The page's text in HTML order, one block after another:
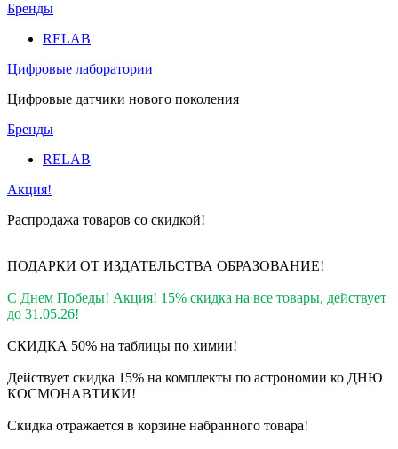
Бренды
RELAB
Цифровые лаборатории
Цифровые датчики нового поколения
Бренды
RELAB
Акция!
Распродажа товаров со скидкой!
ПОДАРКИ ОТ ИЗДАТЕЛЬСТВА ОБРАЗОВАНИЕ!
С Днем Победы! Акция! 15% скидка на все товары, действует
до 31.05.26!
СКИДКА 50% на таблицы по химии!
Действует скидка 15% на комплекты по астрономии ко ДНЮ
КОСМОНАВТИКИ!
Скидка отражается в корзине набранного товара!